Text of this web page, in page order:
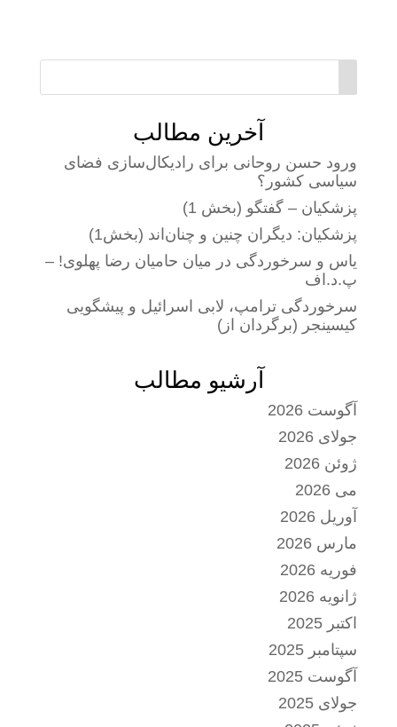
آخرین مطالب
ورود حسن روحانی برای رادیکال‌سازی فضای
سیاسی کشور؟
پزشکیان – گفتگو (بخش 1)
پزشکیان: دیگران چنین و چنان‌اند (بخش1)
یاس و سرخوردگی در میان حامیان رضا پهلوی! –
پ.د.اف
سرخوردگی ترامپ، لابی اسرائیل و پیشگویی
کیسینجر (برگردان از)
آرشیو مطالب
آگوست 2026
جولای 2026
ژوئن 2026
می 2026
آوریل 2026
مارس 2026
فوریه 2026
ژانویه 2026
اکتبر 2025
سپتامبر 2025
آگوست 2025
جولای 2025